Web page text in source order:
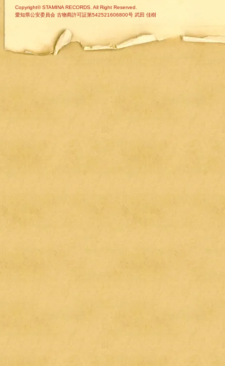
Copyright© STAMINA RECORDS. All Right Reserved.
愛知県公安委員会 古物商許可証第542521606800号 武田 佳樹